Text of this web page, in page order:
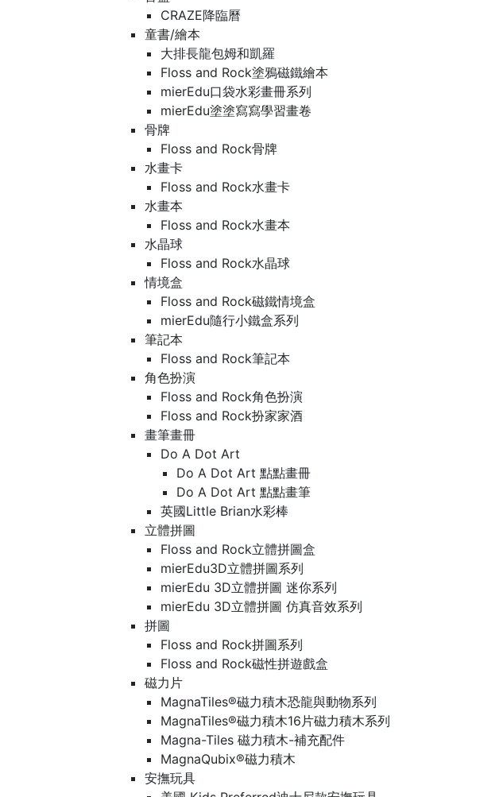
CRAZE降臨曆
童書/繪本
大排長龍包姆和凱羅
Floss and Rock塗鴉磁鐵繪本
mierEdu口袋水彩畫冊系列
mierEdu塗塗寫寫學習畫卷
骨牌
Floss and Rock骨牌
水畫卡
Floss and Rock水畫卡
水畫本
Floss and Rock水畫本
水晶球
Floss and Rock水晶球
情境盒
Floss and Rock磁鐵情境盒
mierEdu隨行小鐵盒系列
筆記本
Floss and Rock筆記本
角色扮演
Floss and Rock角色扮演
Floss and Rock扮家家酒
畫筆畫冊
Do A Dot Art
Do A Dot Art 點點畫冊
Do A Dot Art 點點畫筆
英國Little Brian水彩棒
立體拼圖
Floss and Rock立體拼圖盒
mierEdu3D立體拼圖系列
mierEdu 3D立體拼圖 迷你系列
mierEdu 3D立體拼圖 仿真音效系列
拼圖
Floss and Rock拼圖系列
Floss and Rock磁性拼遊戲盒
磁力片
MagnaTiles®磁力積木恐龍與動物系列
MagnaTiles®磁力積木16片磁力積木系列
Magna-Tiles 磁力積木-補充配件
MagnaQubix®磁力積木
安撫玩具